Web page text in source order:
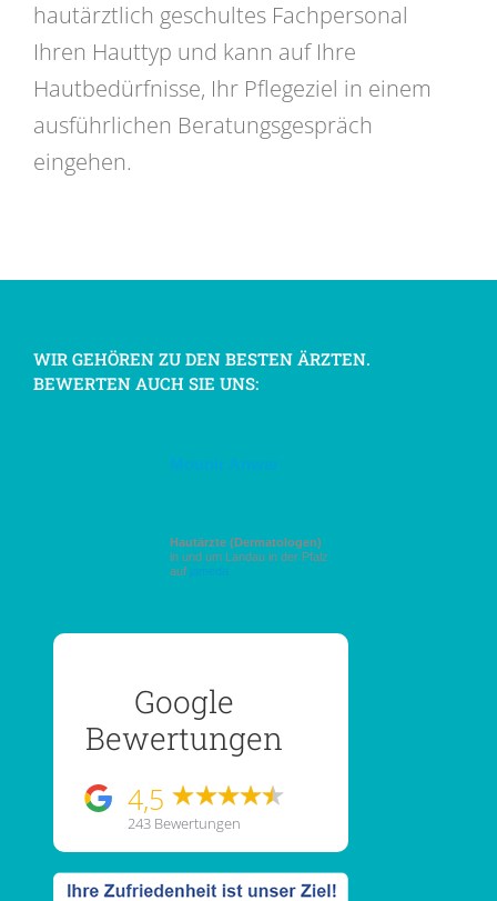
hautärztlich geschultes Fachpersonal
Ihren Hauttyp und kann auf Ihre
Hautbedürfnisse, Ihr Pflegeziel in einem
ausführlichen Beratungsgespräch
eingehen.
WIR GEHÖREN ZU DEN BESTEN ÄRZTEN.
BEWERTEN AUCH SIE UNS:
Mounir Anwar
Hautärzte (Dermatologen)
in und um Landau in der Pfalz
auf
Google
Bewertungen
4,5
243 Bewertungen